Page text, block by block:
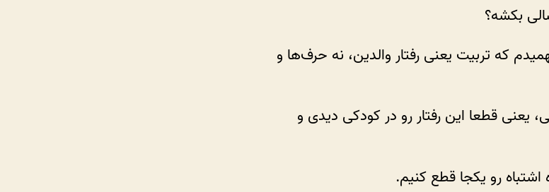
بکشه؟
که تربیت یعنی رفتار والدین، نه حرف‌ها و
یعنی قطعا این رفتار رو در کودکی دیدی و
اشتباه رو یکجا قطع کنیم.